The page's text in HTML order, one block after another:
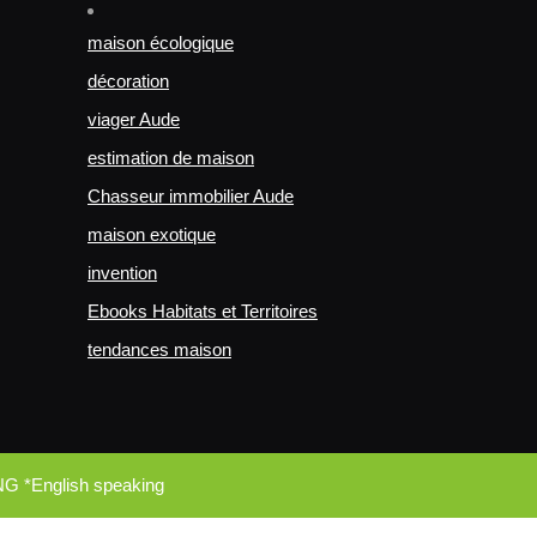
maison écologique
décoration
viager Aude
estimation de maison
Chasseur immobilier Aude
maison exotique
invention
Ebooks Habitats et Territoires
tendances maison
*English speaking